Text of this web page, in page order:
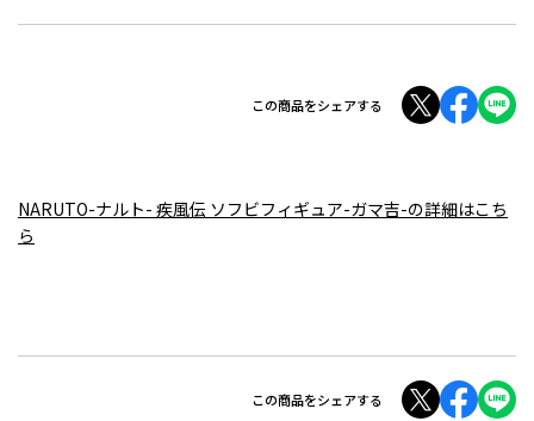
この商品をシェアする
NARUTO-ナルト- 疾風伝 ソフビフィギュア-ガマ吉-の詳細はこち
ら
この商品をシェアする